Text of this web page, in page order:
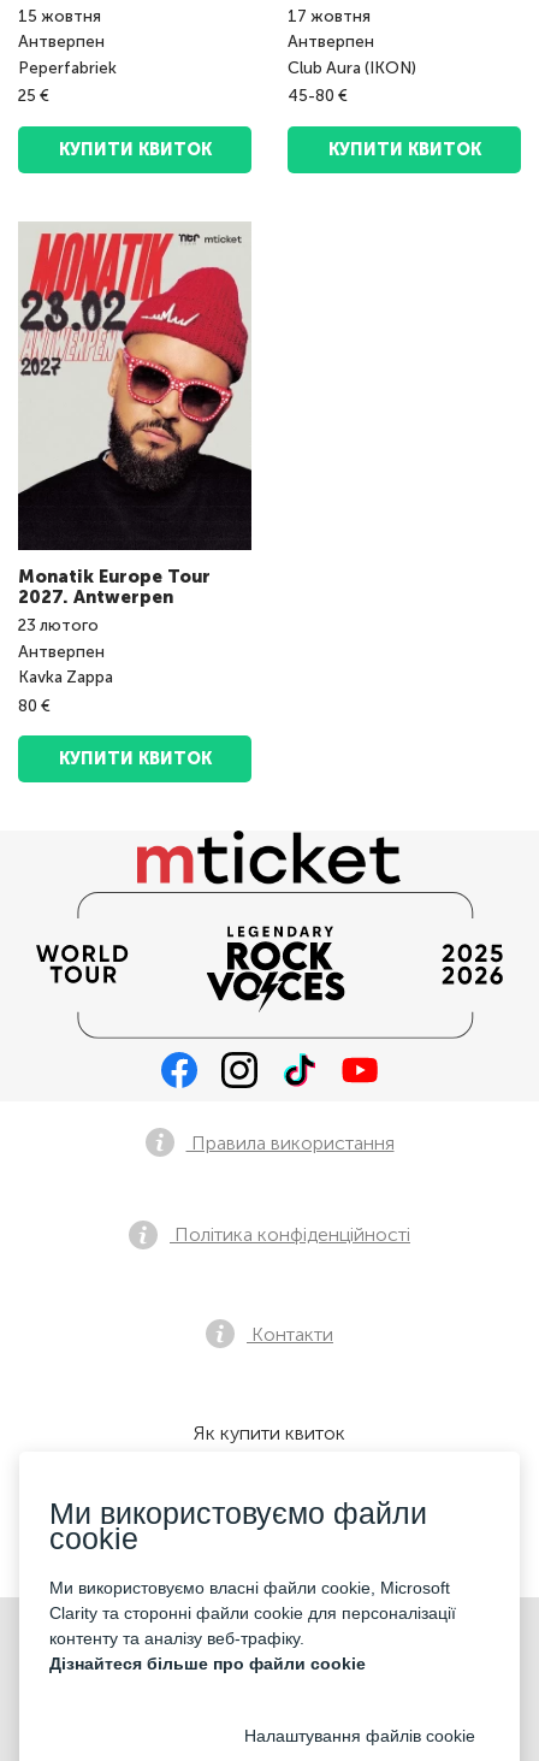
15 жовтня
Антверпен
Peperfabriek
25 €
КУПИТИ КВИТОК
17 жовтня
Антверпен
Club Aura (IKON)
45-80 €
КУПИТИ КВИТОК
Monatik Europe Tour
2027. Antwerpen
23 лютого
Антверпен
Kavka Zappa
80 €
КУПИТИ КВИТОК
©2026 «KONTRAMARKA OÜ» Всі права захищені
Правила використання
Політика конфіденційності
Контакти
Як купити квиток
Ми приймаємо:
Ми використовуємо файли
cookie
Ми використовуємо власні файли cookie, Microsoft
Clarity та сторонні файли cookie для персоналізації
контенту та аналізу веб-трафіку.
Дізнайтеся більше про файли cookie
Налаштування файлів cookie